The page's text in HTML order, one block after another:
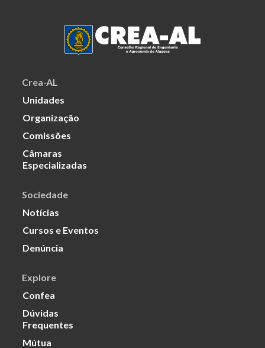
Crea-AL
Unidades
Organização
Comissões
Câmaras
Especializadas
Sociedade
Notícias
Cursos e Eventos
Denúncia
Explore
Confea
Dúvidas
Frequentes
Mútua